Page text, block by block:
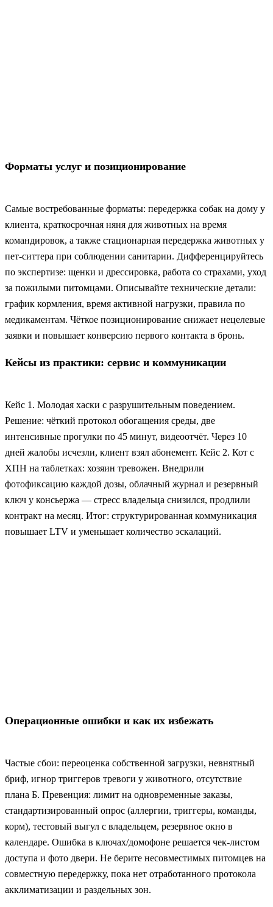
Форматы услуг и позиционирование
Самые востребованные форматы: передержка собак на дому у
клиента, краткосрочная няня для животных на время
командировок, а также стационарная передержка животных у
пет-ситтера при соблюдении санитарии. Дифференцируйтесь
по экспертизе: щенки и дрессировка, работа со страхами, уход
за пожилыми питомцами. Описывайте технические детали:
график кормления, время активной нагрузки, правила по
медикаментам. Чёткое позиционирование снижает нецелевые
заявки и повышает конверсию первого контакта в бронь.
Кейсы из практики: сервис и коммуникации
Кейс 1. Молодая хаски с разрушительным поведением.
Решение: чёткий протокол обогащения среды, две
интенсивные прогулки по 45 минут, видеоотчёт. Через 10
дней жалобы исчезли, клиент взял абонемент. Кейс 2. Кот с
ХПН на таблетках: хозяин тревожен. Внедрили
фотофиксацию каждой дозы, облачный журнал и резервный
ключ у консьержа — стресс владельца снизился, продлили
контракт на месяц. Итог: структурированная коммуникация
повышает LTV и уменьшает количество эскалаций.
Операционные ошибки и как их избежать
Частые сбои: переоценка собственной загрузки, невнятный
бриф, игнор триггеров тревоги у животного, отсутствие
плана Б. Превенция: лимит на одновременные заказы,
стандартизированный опрос (аллергии, триггеры, команды,
корм), тестовый выгул с владельцем, резервное окно в
календаре. Ошибка в ключах/домофоне решается чек-листом
доступа и фото двери. Не берите несовместимых питомцев на
совместную передержку, пока нет отработанного протокола
акклиматизации и раздельных зон.